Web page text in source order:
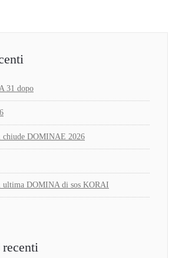
31 dopo
chiude DOMINAE 2026
ultima DOMINA di sos KORAI